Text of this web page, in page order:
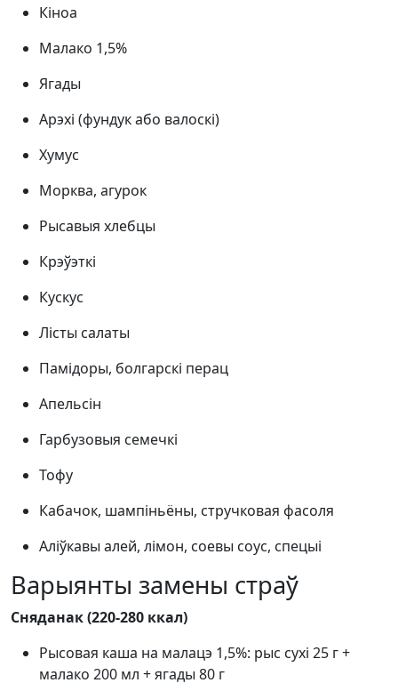
Кіноа
Малако 1,5%
Ягады
Арэхі (фундук або валоскі)
Хумус
Морква, агурок
Рысавыя хлебцы
Крэўэткі
Кускус
Лісты салаты
Памідоры, болгарскі перац
Апельсін
Гарбузовыя семечкі
Тофу
Кабачок, шампіньёны, стручковая фасоля
Аліўкавы алей, лімон, соевы соус, спецыі
Варыянты замены страў
Сняданак (220-280 ккал)
Рысовая каша на малацэ 1,5%: рыс сухі 25 г +
малако 200 мл + ягады 80 г